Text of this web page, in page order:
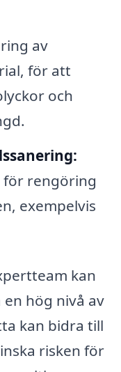
av
för att
och
för rengöring
exempelvis
kan
hög nivå av
kan bidra till
risken för